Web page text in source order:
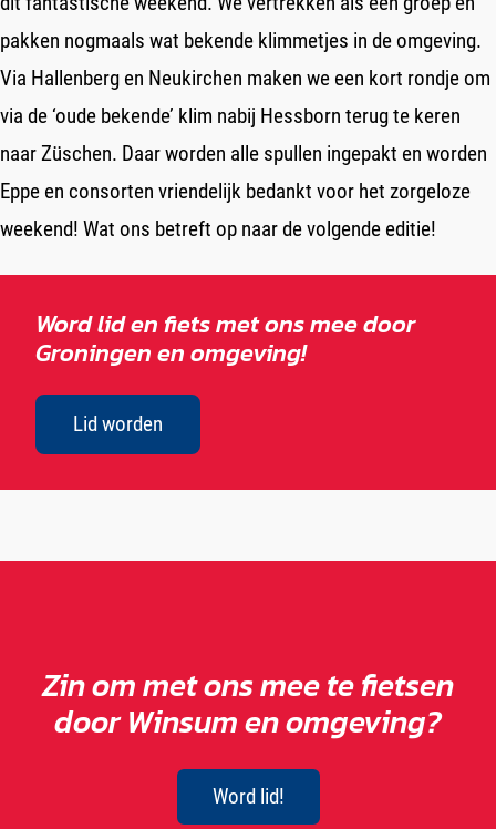
pakken nogmaals wat bekende klimmetjes in de omgeving.
Via Hallenberg en Neukirchen maken we een kort rondje om
via de ‘oude bekende’ klim nabij Hessborn terug te keren
naar Züschen. Daar worden alle spullen ingepakt en worden
Eppe en consorten vriendelijk bedankt voor het zorgeloze
weekend! Wat ons betreft op naar de volgende editie!
Word lid en fiets met ons mee door
Groningen en omgeving!
Lid worden
Zin om met ons mee te fietsen
door Winsum en omgeving?
Word lid!